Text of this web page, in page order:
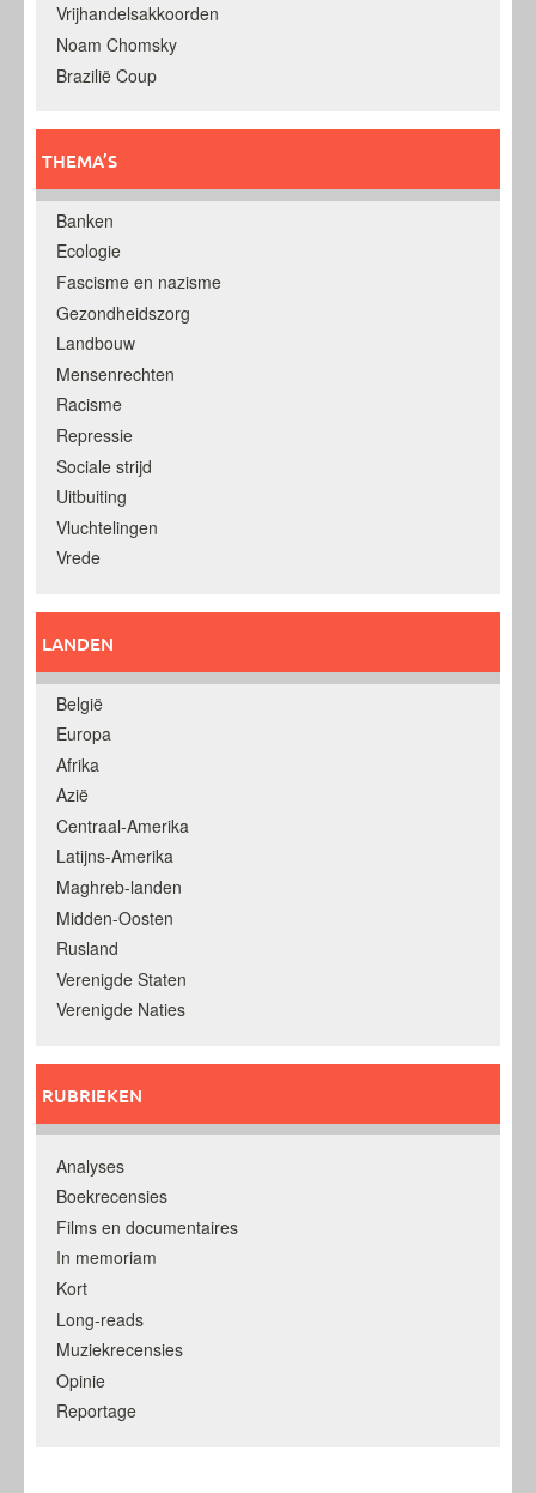
Vrijhandelsakkoorden
Noam Chomsky
Brazilië Coup
THEMA’S
Banken
Ecologie
Fascisme en nazisme
Gezondheidszorg
Landbouw
Mensenrechten
Racisme
Repressie
Sociale strijd
Uitbuiting
Vluchtelingen
Vrede
LANDEN
België
Europa
Afrika
Azië
Centraal-Amerika
Latijns-Amerika
Maghreb-landen
Midden-Oosten
Rusland
Verenigde Staten
Verenigde Naties
RUBRIEKEN
Analyses
Boekrecensies
Films en documentaires
In memoriam
Kort
Long-reads
Muziekrecensies
Opinie
Reportage